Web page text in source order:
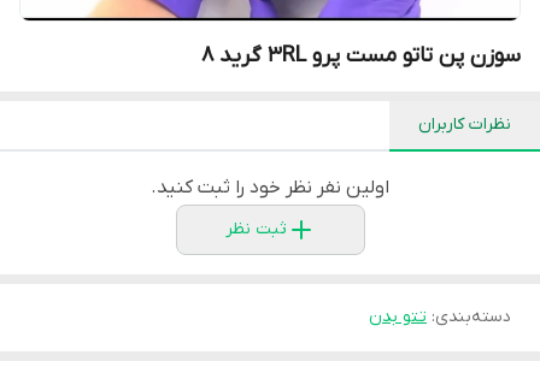
سوزن پن تاتو مست پرو 3RL گرید 8
نظرات کاربران
اولین نفر نظر خود را ثبت کنید.
ثبت نظر
دسته‌بندی: تتو بدن